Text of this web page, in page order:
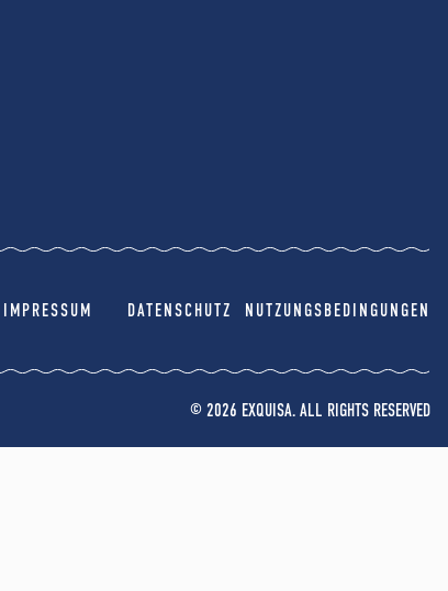
IMPRESSUM DATENSCHUTZ NUTZUNGSBEDINGUNGEN
© 2026 EXQUISA. ALL RIGHTS RESERVED